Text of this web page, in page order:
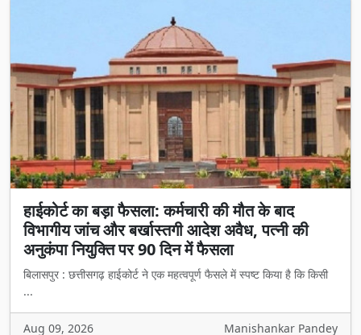
हाईकोर्ट का बड़ा फैसला: कर्मचारी की मौत के बाद
विभागीय जांच और बर्खास्तगी आदेश अवैध, पत्नी की
अनुकंपा नियुक्ति पर 90 दिन में फैसला
बिलासपुर : छत्तीसगढ़ हाईकोर्ट ने एक महत्वपूर्ण फैसले में स्पष्ट किया है कि किसी
...
Aug 09, 2026 Manishankar Pandey